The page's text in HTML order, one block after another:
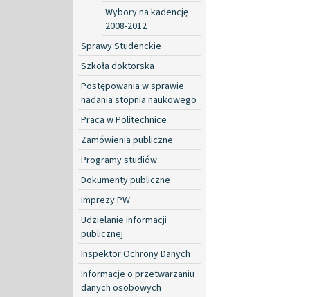
Wybory na kadencję
2008-2012
Sprawy Studenckie
Szkoła doktorska
Postępowania w sprawie
nadania stopnia naukowego
Praca w Politechnice
Zamówienia publiczne
Programy studiów
Dokumenty publiczne
Imprezy PW
Udzielanie informacji
publicznej
Inspektor Ochrony Danych
Informacje o przetwarzaniu
danych osobowych